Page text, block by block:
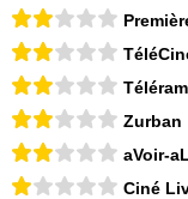
Zurban
aVoir-
Ciné